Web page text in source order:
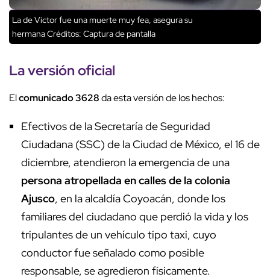
La de Víctor fue una muerte muy fea, asegura su
hermanaCréditos: Captura de pantalla
La versión oficial
Elcomunicado 3628da esta versión de los hechos:
Efectivos de la Secretaría de Seguridad
Ciudadana (SSC) de la Ciudad de México, el 16 de
diciembre, atendieron la emergencia de una
persona atropellada en calles de la colonia
Ajusco, en la alcaldía Coyoacán, donde los
familiares del ciudadano que perdió la vida y los
tripulantes de un vehículo tipo taxi, cuyo
conductor fue señalado como posible
responsable, se agredieron físicamente.